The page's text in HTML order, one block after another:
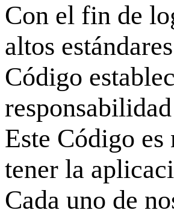
Con el fin de
altos
Código
Este Código
tener la
Cada uno de